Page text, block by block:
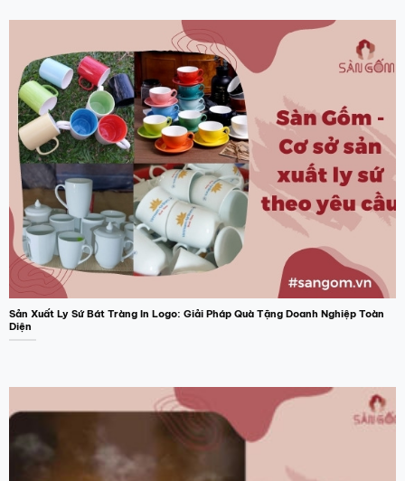
Sản Xuất Ly Sứ Bát Tràng In Logo: Giải Pháp Quà Tặng Doanh Nghiệp Toàn
Diện